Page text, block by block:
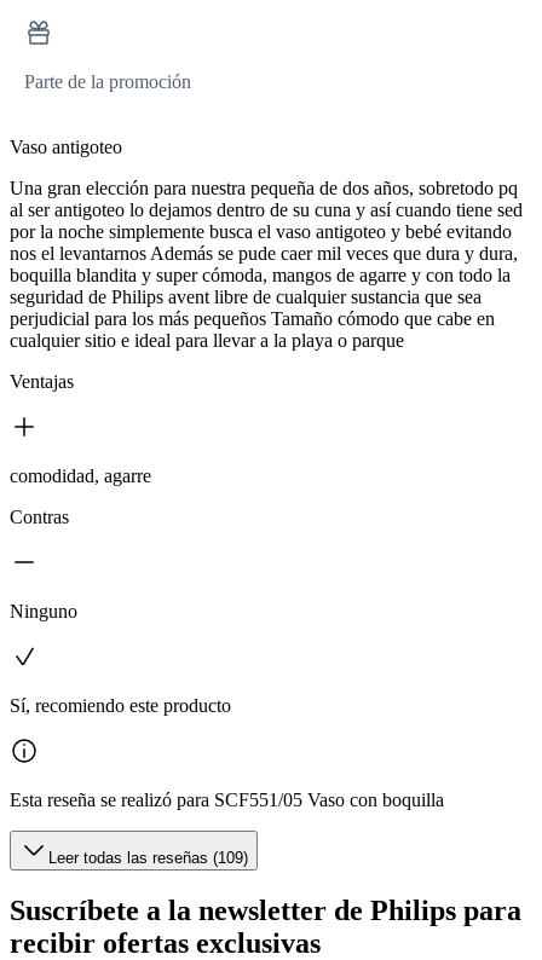
Parte de la promoción
Vaso antigoteo
Una gran elección para nuestra pequeña de dos años, sobretodo pq
al ser antigoteo lo dejamos dentro de su cuna y así cuando tiene sed
por la noche simplemente busca el vaso antigoteo y bebé evitando
nos el levantarnos Además se pude caer mil veces que dura y dura,
boquilla blandita y super cómoda, mangos de agarre y con todo la
seguridad de Philips avent libre de cualquier sustancia que sea
perjudicial para los más pequeños Tamaño cómodo que cabe en
cualquier sitio e ideal para llevar a la playa o parque
Ventajas
comodidad, agarre
Contras
Ninguno
Sí, recomiendo este producto
Esta reseña se realizó para SCF551/05 Vaso con boquilla
Leer todas las reseñas (109)
Suscríbete a la newsletter de Philips para
recibir ofertas exclusivas